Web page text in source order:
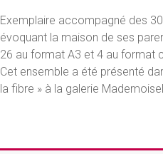
Exemplaire accompagné des
évoquant la maison de ses
26 au format A3 et 4 au format
Cet ensemble a été présenté
la fibre » à la galerie